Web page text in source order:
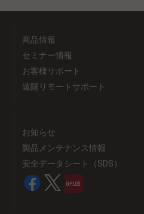
商品情報
セミナー情報
お客様サポート
遠隔リモートサポート
お知らせ
製品メンテナンス情報
安全データシート（SDS）